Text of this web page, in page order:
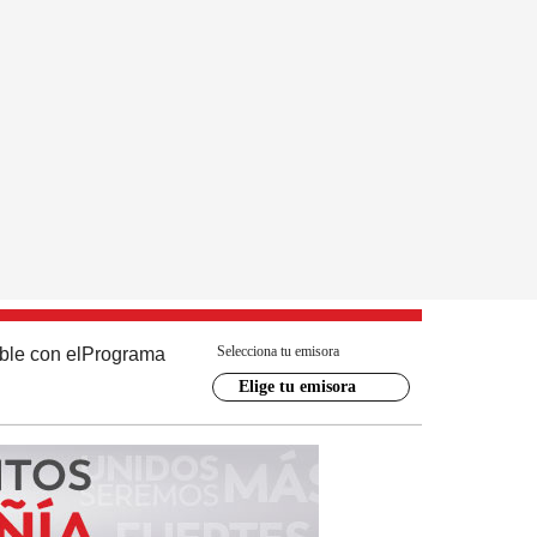
con el Programa Selecciona tu emisora
Elige tu emisora